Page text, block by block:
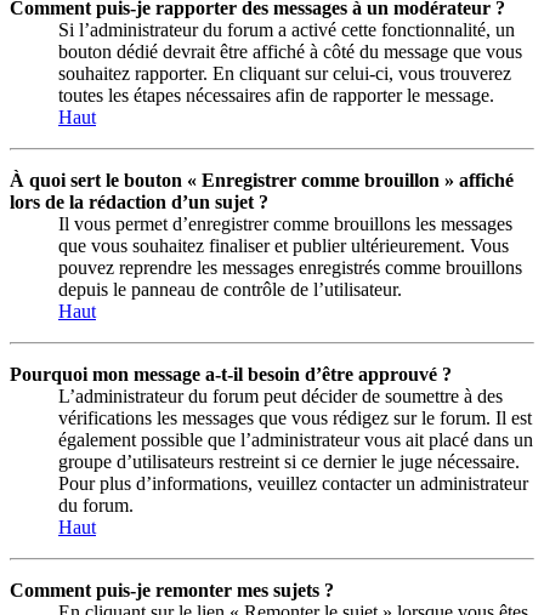
Comment puis-je rapporter des messages à un modérateur ?
Si l’administrateur du forum a activé cette fonctionnalité, un
bouton dédié devrait être affiché à côté du message que vous
souhaitez rapporter. En cliquant sur celui-ci, vous trouverez
toutes les étapes nécessaires afin de rapporter le message.
Haut
À quoi sert le bouton « Enregistrer comme brouillon » affiché
lors de la rédaction d’un sujet ?
Il vous permet d’enregistrer comme brouillons les messages
que vous souhaitez finaliser et publier ultérieurement. Vous
pouvez reprendre les messages enregistrés comme brouillons
depuis le panneau de contrôle de l’utilisateur.
Haut
Pourquoi mon message a-t-il besoin d’être approuvé ?
L’administrateur du forum peut décider de soumettre à des
vérifications les messages que vous rédigez sur le forum. Il est
également possible que l’administrateur vous ait placé dans un
groupe d’utilisateurs restreint si ce dernier le juge nécessaire.
Pour plus d’informations, veuillez contacter un administrateur
du forum.
Haut
Comment puis-je remonter mes sujets ?